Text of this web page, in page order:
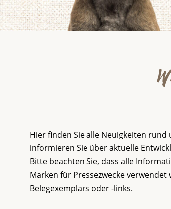
Hier finden Sie alle Neuigkeiten
informieren Sie über aktuelle
Bitte beachten Sie, dass alle
Marken für Pressezwecke
Belegexemplars oder -links.